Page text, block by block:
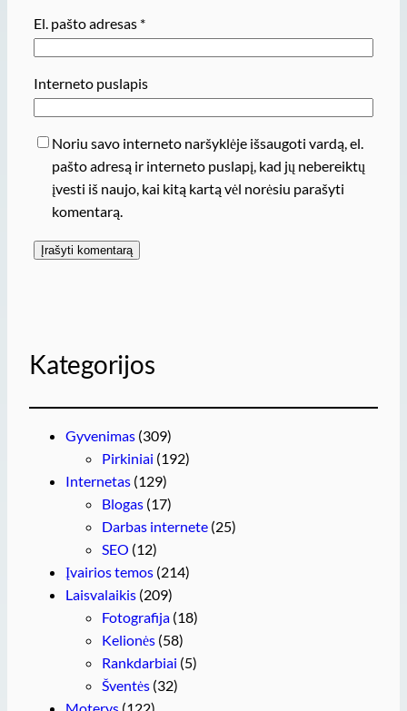
El. pašto adresas *
Interneto puslapis
Noriu savo interneto naršyklėje išsaugoti vardą, el.
pašto adresą ir interneto puslapį, kad jų nebereiktų
įvesti iš naujo, kai kitą kartą vėl norėsiu parašyti
komentarą.
Kategorijos
Gyvenimas (309)
Pirkiniai (192)
Internetas (129)
Blogas (17)
Darbas internete (25)
SEO (12)
Įvairios temos (214)
Laisvalaikis (209)
Fotografija (18)
Kelionės (58)
Rankdarbiai (5)
Šventės (32)